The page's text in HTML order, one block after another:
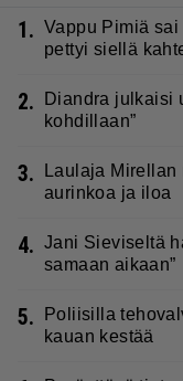
1. Vappu Pimiä
pettyi siellä
2.
Diandra julkaisi
kohdillaan”
3.
Laulaja Mirellan
aurinkoa ja iloa
4. Jani Sieviseltä
samaan aikaan”
5.
Poliisilla
kauan kestää